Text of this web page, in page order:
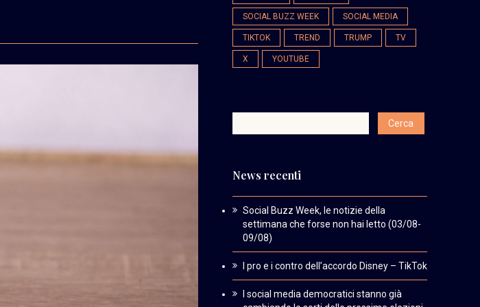
SOCIAL BUZZ WEEK SOCIAL MEDIA
TIKTOK TREND TRUMP TV
X YOUTUBE
News recenti
Social Buzz Week, le notizie della
settimana che forse non hai letto (03/08-
09/08)
I pro e i contro dell’accordo Disney – TikTok
I social media democratici stanno già